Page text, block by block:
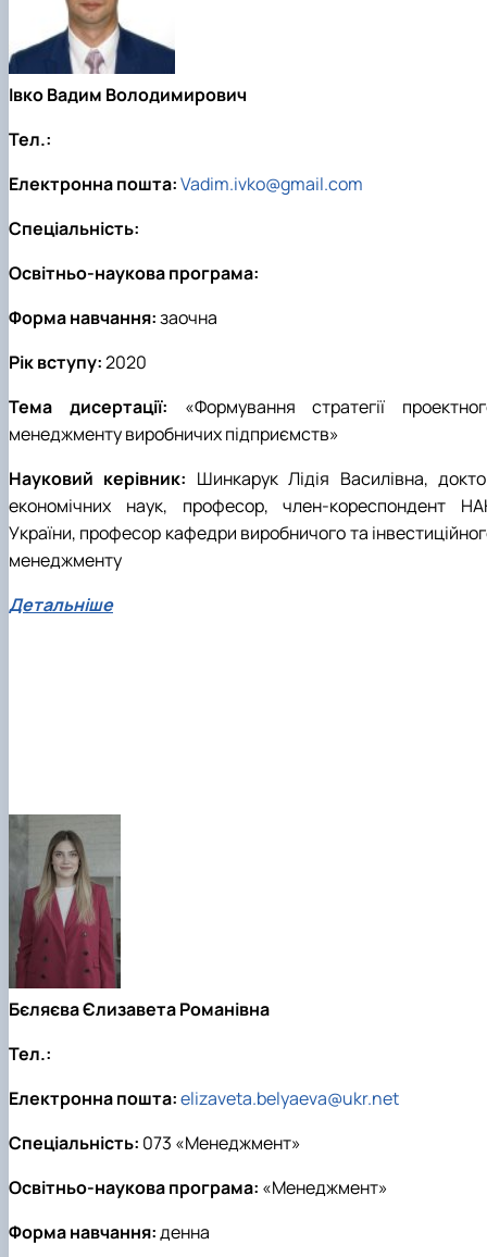
Івко Вадим Володимирович
Тел.:
Електронна пошта:Vadim.ivko@gmail.com
Спеціальність:
Освітньо-наукова програма:
Форма навчання:заочна
Рік вступу:2020
Тема дисертації: «Формування стратегії
менеджменту виробничих підприємств»
Науковий керівник: Шинкарук Лідія Василівна,
економічних наук, професор, член-кореспондент
України, професор кафедри виробничого та
менеджменту
Детальніше
Бєляєва Єлизавета Романівна
Тел.:
Електронна пошта:elizaveta.belyaeva@ukr.net
Спеціальність: 073 «Менеджмент»
Освітньо-наукова програма: «Менеджмент»
Форма навчання:денна